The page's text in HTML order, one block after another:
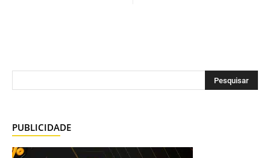
PUBLICIDADE